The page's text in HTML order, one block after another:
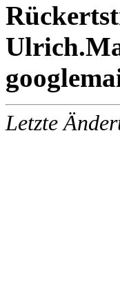
Letzte